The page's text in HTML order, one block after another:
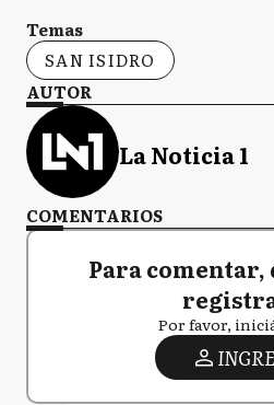
Temas
SAN ISIDRO
AUTOR
La Noticia 1
COMENTARIOS
Para comentar,
Por favor,